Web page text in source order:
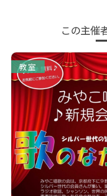
この主催
教室